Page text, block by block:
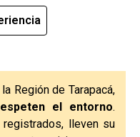
Región de Tarapacá,
el entorno.
lleven su